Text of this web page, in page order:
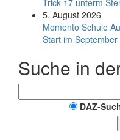
Trick 17 unterm
5. August 2026
Momento Schule
Start im September
Suche in
DAZ-